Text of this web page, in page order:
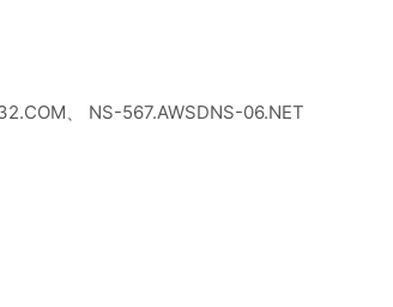
、 NS-567.AWSDNS-06.NET